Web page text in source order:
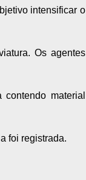
intensificar o
Os agentes
material
foi registrada.